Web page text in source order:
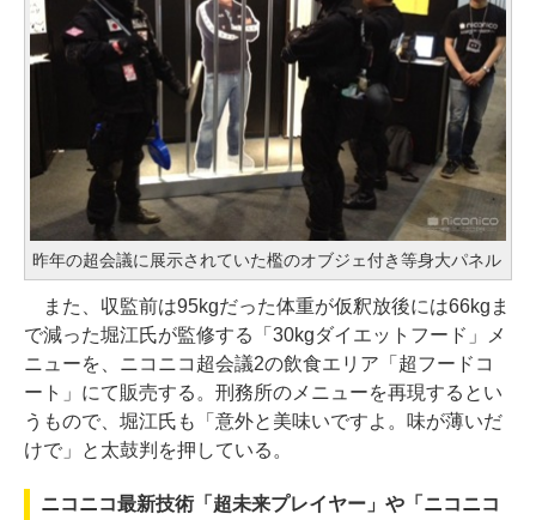
昨年の超会議に展示されていた檻のオブジェ付き等身大パネル
また、収監前は95kgだった体重が仮釈放後には66kgま
で減った堀江氏が監修する「30kgダイエットフード」メ
ニューを、ニコニコ超会議2の飲食エリア「超フードコ
ート」にて販売する。刑務所のメニューを再現するとい
うもので、堀江氏も「意外と美味いですよ。味が薄いだ
けで」と太鼓判を押している。
ニコニコ最新技術「超未来プレイヤー」や「ニコニコ